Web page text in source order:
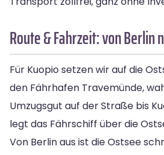
Route & Fahrzeit: von Berlin
Für Kuopio setzen wir auf die
den Fährhafen Travemünde,
Umzugsgut auf der Straße bis
legt das Fährschiff über die
Von Berlin aus ist die Ostsee